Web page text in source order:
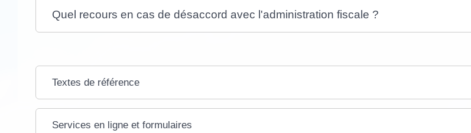
Quel recours en cas de désaccord avec l'administration fiscale ?
Textes de référence
Services en ligne et formulaires